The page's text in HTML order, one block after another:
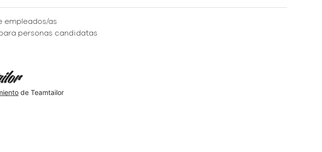
empleados/as
personas candidatas
de Teamtailor